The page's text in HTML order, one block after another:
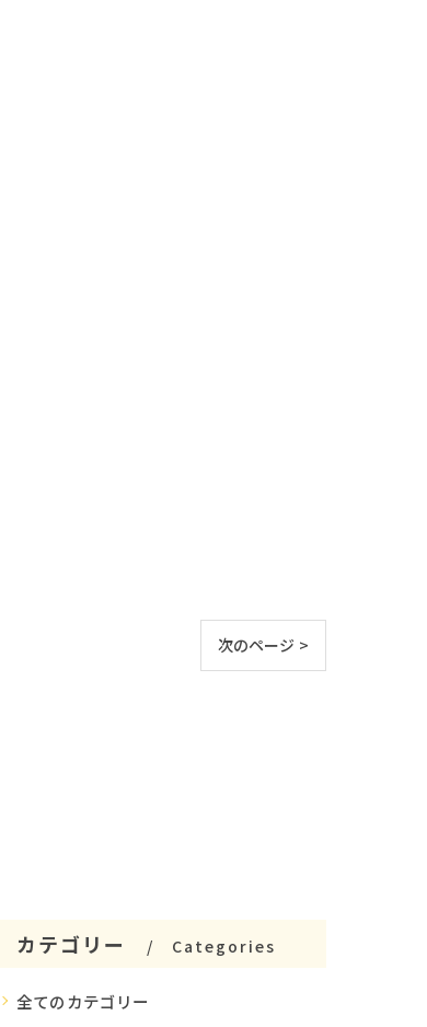
次のページ >
カテゴリー Categories
全てのカテゴリー